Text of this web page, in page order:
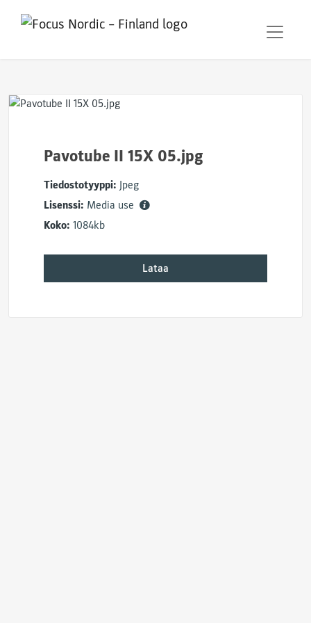
Pavotube II 15X 05.jpg
Tiedostotyyppi: Jpeg
Lisenssi: Media use
Koko: 1084kb
Lataa